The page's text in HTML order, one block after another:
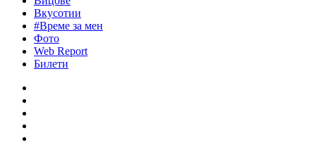
Вкусотии
#Време за мен
Фото
Web Report
Билети